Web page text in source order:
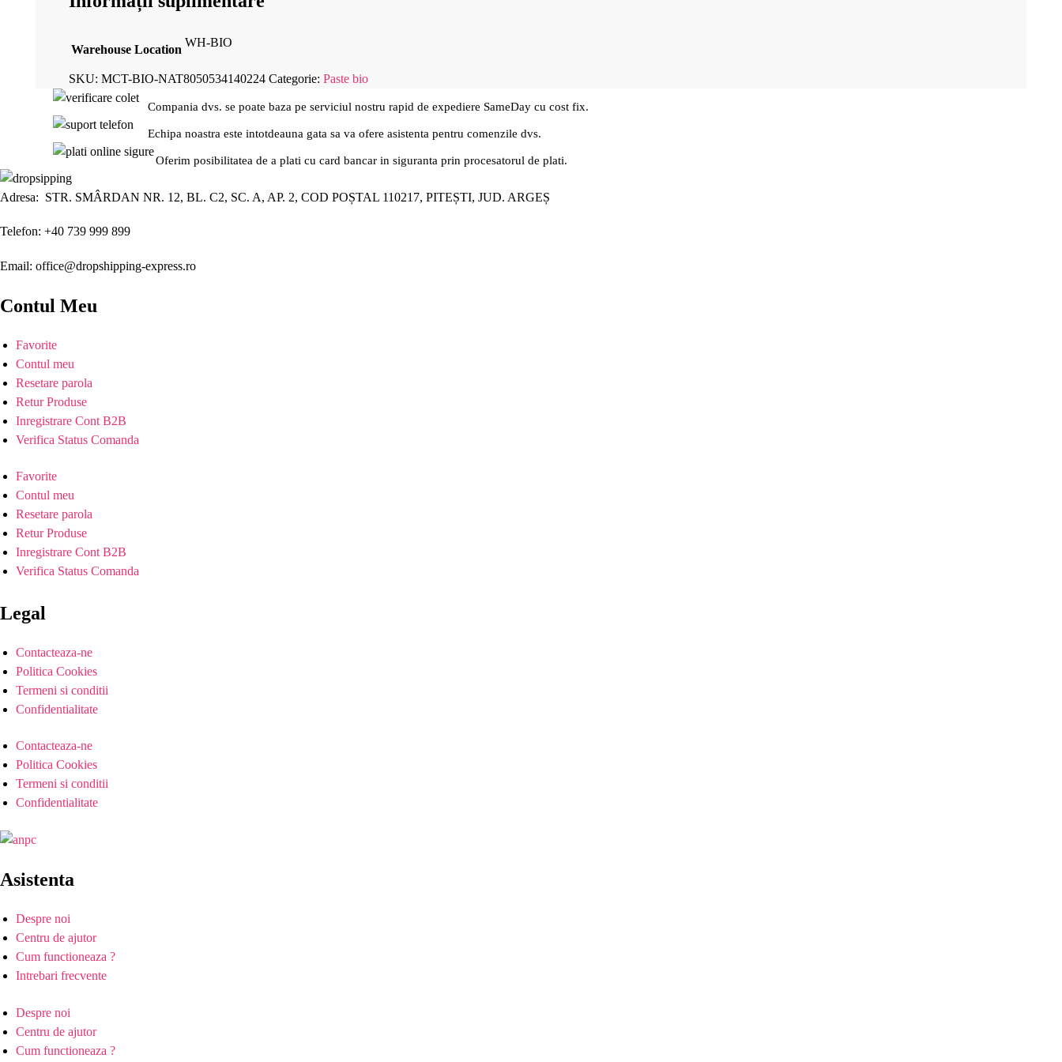
Warehouse Location
WH-BIO
SKU: MCT-BIO-NAT8050534140224 Categorie: Paste bio
Compania dvs. se poate baza pe serviciul nostru rapid de expediere SameDay cu cost fix.
Echipa noastra este intotdeauna gata sa va ofere asistenta pentru comenzile dvs.
Oferim posibilitatea de a plati cu card bancar in siguranta prin procesatorul de plati.
Adresa: STR. SMÂRDAN NR. 12, BL. C2, SC. A, AP. 2, COD POȘTAL 110217, PITEȘTI, JUD. ARGEȘ
Telefon: +40 739 999 899
Email: office@dropshipping-express.ro
Contul Meu
Favorite
Contul meu
Resetare parola
Retur Produse
Inregistrare Cont B2B
Verifica Status Comanda
Favorite
Contul meu
Resetare parola
Retur Produse
Inregistrare Cont B2B
Verifica Status Comanda
Legal
Contacteaza-ne
Politica Cookies
Termeni si conditii
Confidentialitate
Contacteaza-ne
Politica Cookies
Termeni si conditii
Confidentialitate
Asistenta
Despre noi
Centru de ajutor
Cum functioneaza ?
Intrebari frecvente
Despre noi
Centru de ajutor
Cum functioneaza ?